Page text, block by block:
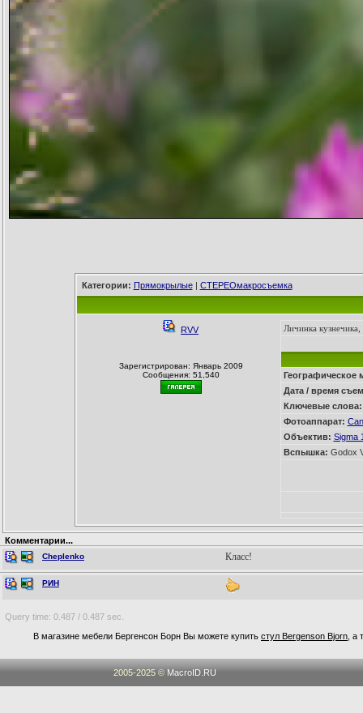
Категории: Прямокрылые| СТЕРЕОмакросъемка
RVV
Зарегистрирован: Январь 2009
Сообщения: 51,540
Личинка кузнечика,
Географическое
Дата / время
Ключевые слова:
Фотоаппарат:
Объектив: Sigma
Вспышка: Godox
Комментарии...
Cheplenko Класс!
РИН
Query time: 0.487 / 0.487 sec.
В магазине мебели Бергенсон Борн Вы можете купить стул Bergenson Bjorn ,
2005-2025 © MacroID.RU